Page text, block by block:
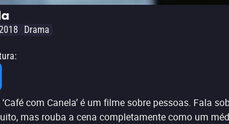
Drama
:
com Canela’ é um filme sobre pessoas. Fala
mas rouba a cena completamente como um